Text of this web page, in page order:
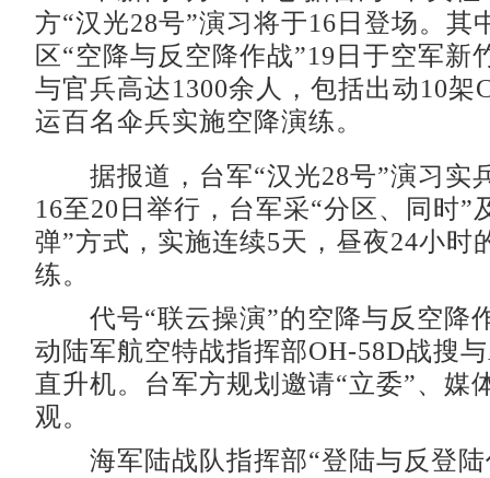
方“汉光28号”演习将于16日登场。其
区“空降与反空降作战”19日于空军新
与官兵高达1300余人，包括出动10架
运百名伞兵实施空降演练。
据报道，台军“汉光28号”演习实
16至20日举行，台军采“分区、同时”
弹”方式，实施连续5天，昼夜24小时
练。
代号“联云操演”的空降与反空降
动陆军航空特战指挥部OH-58D战搜
直升机。台军方规划邀请“立委”、媒
观。
海军陆战队指挥部“登陆与反登陆